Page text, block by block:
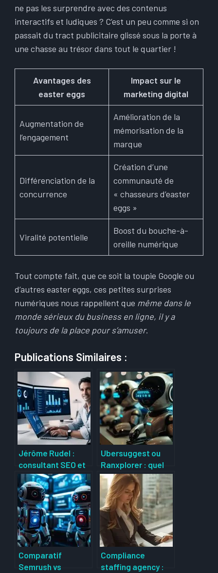
ne pas les surprendre avec des contenus
interactifs et ludiques ? C’est un peu comme si on
passait du tract publicitaire glissé sous la porte à
une chasse au trésor dans tout le quartier !
Avantages des
easter eggs
Impact sur le
marketing digital
Augmentation de
l’engagement
Amélioration de la
mémorisation de la
marque
Différenciation de la
concurrence
Création d’une
communauté de
« chasseurs d’easter
eggs »
Viralité potentielle
Boost du bouche-à-
oreille numérique
Tout compte fait, que ce soit la toupie Google ou
d’autres easter eggs, ces petites surprises
numériques nous rappellent que même dans le
monde sérieux du business en ligne, il y a
toujours de la place pour s’amuser.
Publications Similaires :
Jérôme Rudel :
consultant SEO et
développeur web
expert pour
optimiser votre
visibilité en ligne
Ubersuggest ou
Ranxplorer : quel
outil SEO choisir
pour optimiser
votre
référencement ?
Comparatif
Semrush vs
Compliance
staffing agency :